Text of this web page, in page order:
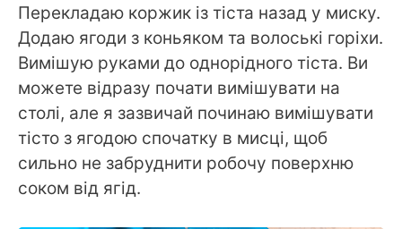
Перекладаю коржик із тіста назад у миску.
Додаю ягоди з коньяком та волоські горіхи.
Вимішую руками до однорідного тіста. Ви
можете відразу почати вимішувати на
столі, але я зазвичай починаю вимішувати
тісто з ягодою спочатку в мисці, щоб
сильно не забруднити робочу поверхню
соком від ягід.